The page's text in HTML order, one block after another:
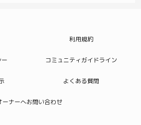
利用規約
コミュニティガイドライン
よくある質問
ーナーへお問い合わせ